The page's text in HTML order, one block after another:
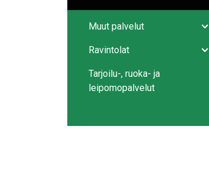
Muut palvelut
Ravintolat
Tarjoilu-, ruoka- ja
leipomopalvelut